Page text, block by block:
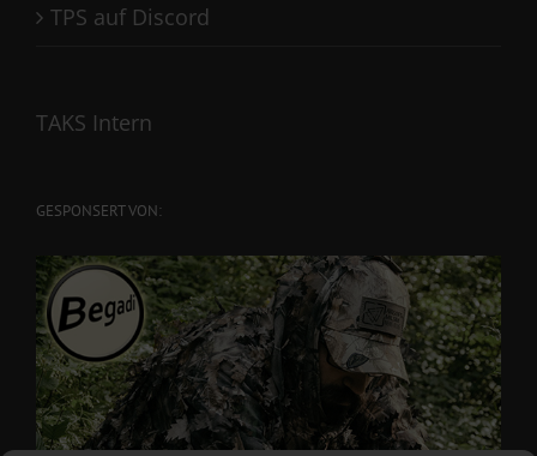
TPS auf Discord
TAKS Intern
GESPONSERT VON: